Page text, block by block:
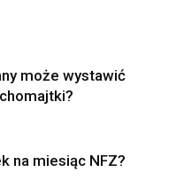
może wystawić
na miesiąc NFZ?